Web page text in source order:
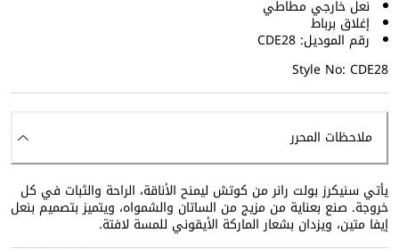
نعل خارجي مطاطي
إغلاق برباط
رقم الموديل: CDE28
Style No: CDE28
ملاحظات المحرر
يأتي سنيكرز بولت رانر من كوتش ليمنح الأناقة، الراحة والثبات في كل
خروجة. صنع بعناية من مزيج من الساتان والشمواه، ويتميز بتصميم بنعل
إيفا متين، ويزدان بشعار الماركة الأيقوني للمسة لافتة.